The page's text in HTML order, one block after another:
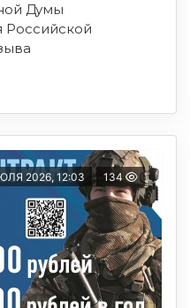
Думы
2026, 12:03 134